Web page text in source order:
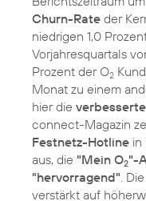
Churn-Rate der
niedrigen 1,0
Vorjahresquartals
Prozent der O2
Monat zu einem
hier die
connect-Magazin
Festnetz-Hotline in
aus, die "Mein O2"-
"hervorragend".
verstärkt auf